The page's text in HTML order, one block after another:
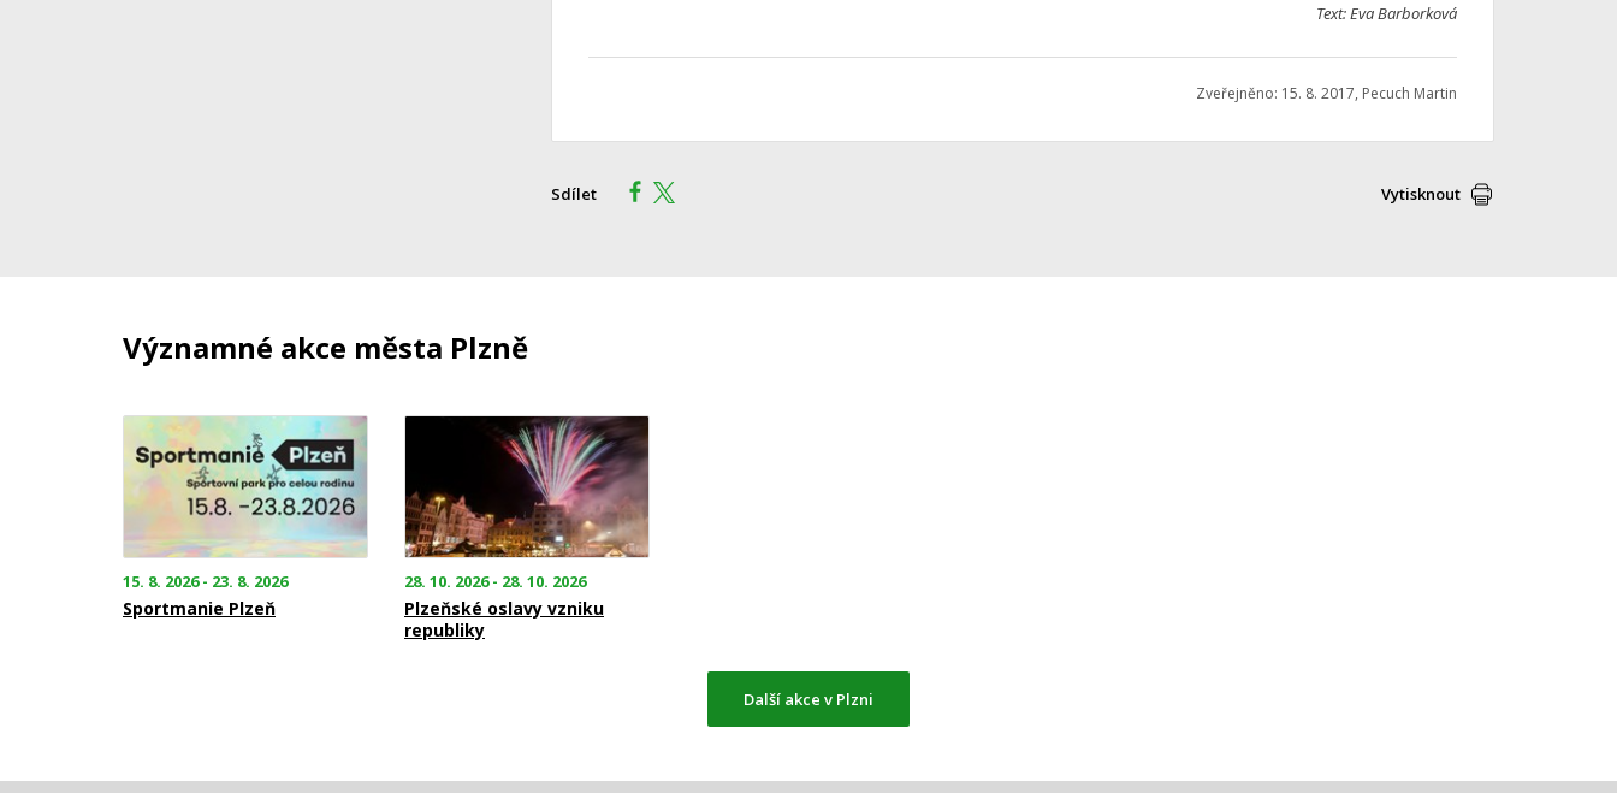
Text: Eva Barborková
Zveřejněno: 15. 8. 2017, Pecuch Martin
Sdílet Vytisknout
Významné akce města Plzně
15. 8. 2026 - 23. 8. 2026
Sportmanie Plzeň
28. 10. 2026 - 28. 10. 2026
Plzeňské oslavy vzniku
republiky
Další akce v Plzni